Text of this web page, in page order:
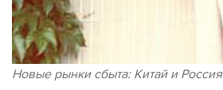
Новые рынки сбыта: Китай и Россия